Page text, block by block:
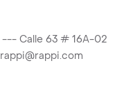
--- Calle 63 # 16A-02